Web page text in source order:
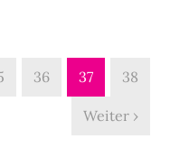
36 37 38
Weiter ›